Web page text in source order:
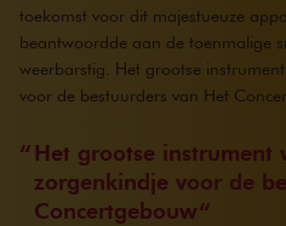
toekomst voor dit majestueuze
beantwoordde aan de toenmalige
weerbarstig. Het grootse
voor de bestuurders van Het
Het grootse instrument
zorgenkindje voor de
Concertgebouw